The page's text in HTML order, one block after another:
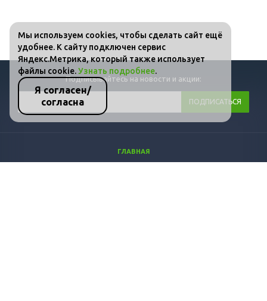
Подписывайтесь на новости и акции:
ГЛАВНАЯ
Мы используем cookies, чтобы сделать сайт ещё
удобнее. К сайту подключен сервис
Яндекс.Метрика, который также использует
файлы cookie.Узнать подробнее.
Я согласен/
согласна